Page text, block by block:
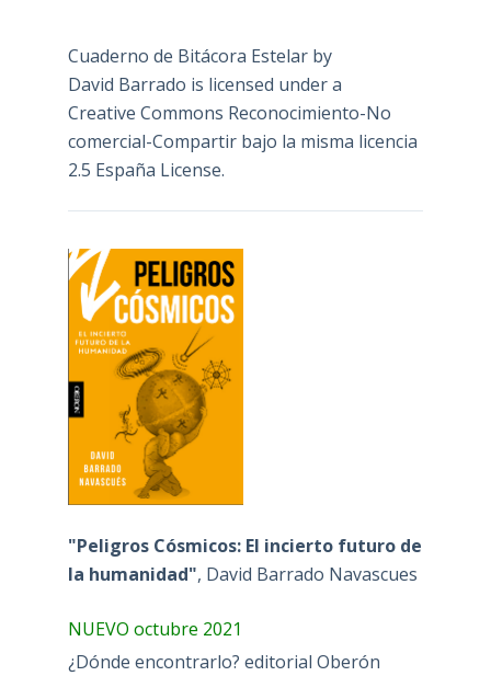
Cuaderno de Bitácora Estelarby
David Barrado is licensed under a
Creative Commons Reconocimiento-No
comercial-Compartir bajo la misma licencia
2.5 España License.
"Peligros Cósmicos: El incierto futuro de
la humanidad", David Barrado Navascues
NUEVO octubre 2021
¿Dónde encontrarlo? editorial Oberón